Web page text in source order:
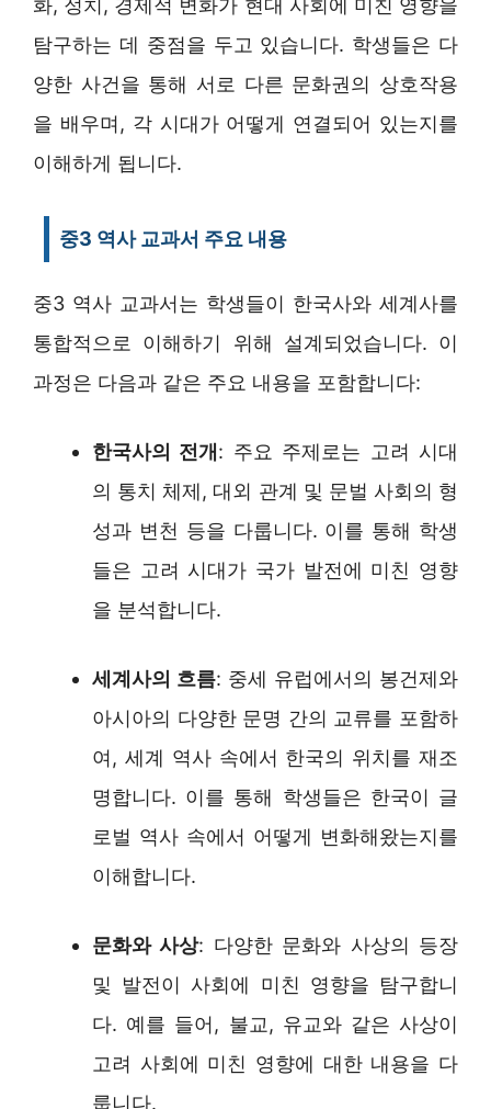
화, 정치, 경제적 변화가 현대 사회에 미친 영향을
탐구하는 데 중점을 두고 있습니다. 학생들은 다
양한 사건을 통해 서로 다른 문화권의 상호작용
을 배우며, 각 시대가 어떻게 연결되어 있는지를
이해하게 됩니다.
중3 역사 교과서 주요 내용
중3 역사 교과서는 학생들이 한국사와 세계사를
통합적으로 이해하기 위해 설계되었습니다. 이
과정은 다음과 같은 주요 내용을 포함합니다:
한국사의 전개: 주요 주제로는 고려 시대
의 통치 체제, 대외 관계 및 문벌 사회의 형
성과 변천 등을 다룹니다. 이를 통해 학생
들은 고려 시대가 국가 발전에 미친 영향
을 분석합니다.
세계사의 흐름: 중세 유럽에서의 봉건제와
아시아의 다양한 문명 간의 교류를 포함하
여, 세계 역사 속에서 한국의 위치를 재조
명합니다. 이를 통해 학생들은 한국이 글
로벌 역사 속에서 어떻게 변화해왔는지를
이해합니다.
문화와 사상: 다양한 문화와 사상의 등장
및 발전이 사회에 미친 영향을 탐구합니
다. 예를 들어, 불교, 유교와 같은 사상이
고려 사회에 미친 영향에 대한 내용을 다
룹니다.